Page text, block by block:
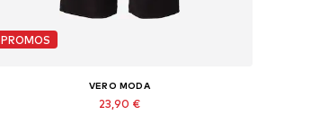
PROMOS
VERO MODA
23,90 €